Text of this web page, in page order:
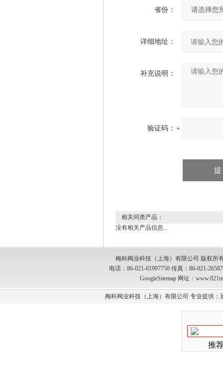
省份：
详细地址：
补充说明：
验证码：
相关同类产品：
没有相关产品信息...
梅科阀业科技（上海）有限公司 版权所
电话：86-021-61997750 传真：86-021-
GoogleSitemap 网址：
梅科阀业科技（上海）有限公司 专业提供
推